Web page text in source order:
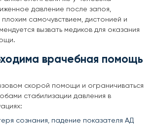
давление после запоя,
самочувствием, дистонией и
вызвать медиков для оказания
врачебная помощь
скорой помощи и ограничиваться
стабилизации давления в
сознания, падение показателя АД